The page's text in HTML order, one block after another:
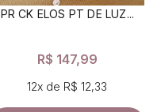
PR CK ELOS PT DE LUZ...
R$ 147,99
12x de R$ 12,33